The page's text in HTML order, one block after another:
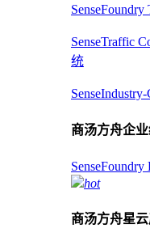
SenseTraffic
统
商汤方舟企
hot
商汤方舟星